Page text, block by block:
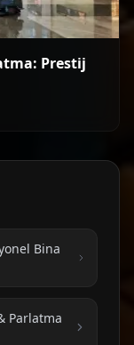
Prestij
Bina
Parlatma